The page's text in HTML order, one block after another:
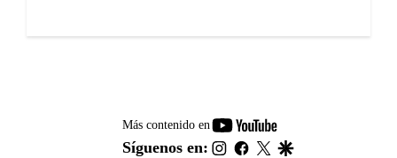
Más contenido en
youtube-
footer
Síguenos en: instagram
facebook
twitter